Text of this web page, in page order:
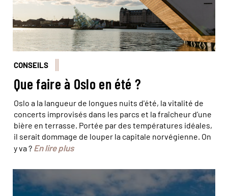
CONSEILS
Que faire à Oslo en été ?
Oslo a la langueur de longues nuits d'été, la vitalité de
concerts improvisés dans les parcs et la fraîcheur d’une
bière en terrasse. Portée par des températures idéales,
il serait dommage de louper la capitale norvégienne. On
y va ? En lire plus